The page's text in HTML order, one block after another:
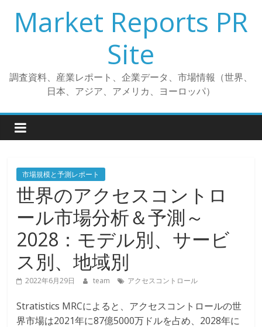
プ
Market Reports PR
Site
調査資料、産業レポート、企業データ、市場情報（世界、
日本、アジア、アメリカ、ヨーロッパ）
市場規模と予測レポート
世界のアクセスコントロ
ール市場分析＆予測～
2028：モデル別、サービ
ス別、地域別
2022年6月29日 team アクセスコントロール
Stratistics MRCによると、アクセスコントロールの世
界市場は2021年に87億5000万ドルを占め、2028年に